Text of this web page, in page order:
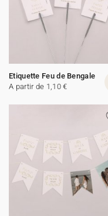
Etiquette Feu de Bengale
A partir de 1,10 €